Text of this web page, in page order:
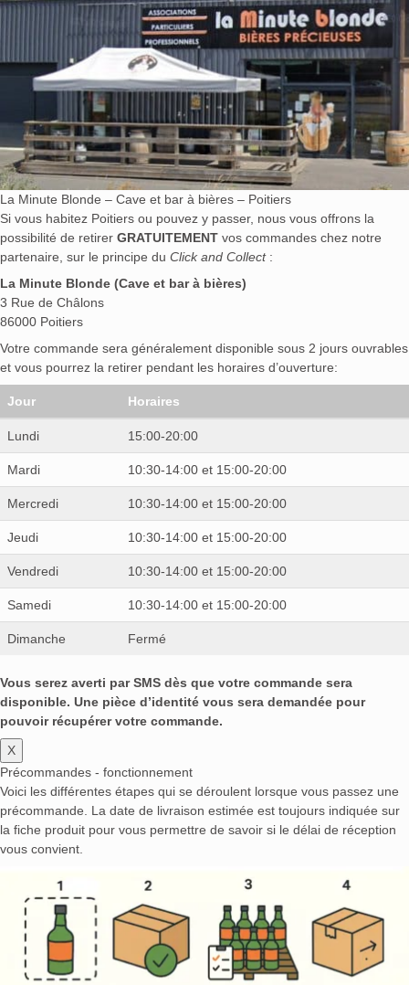
La Minute Blonde – Cave et bar à bières – Poitiers
Si vous habitez Poitiers ou pouvez y passer, nous vous offrons la
possibilité de retirer GRATUITEMENT vos commandes chez notre
partenaire, sur le principe du Click and Collect:
La Minute Blonde (Cave et bar à bières)
3 Rue de Châlons
86000 Poitiers
Votre commande sera généralement disponible sous 2 jours ouvrables
et vous pourrez la retirer pendant les horaires d’ouverture:
Jour Horaires
Lundi 15:00-20:00
Mardi 10:30-14:00 et 15:00-20:00
Mercredi 10:30-14:00 et 15:00-20:00
Jeudi 10:30-14:00 et 15:00-20:00
Vendredi 10:30-14:00 et 15:00-20:00
Samedi 10:30-14:00 et 15:00-20:00
Dimanche Fermé
Vous serez averti par SMS dès que votre commande sera
disponible. Une pièce d’identité vous sera demandée pour
pouvoir récupérer votre commande.
X
Précommandes - fonctionnement
Voici les différentes étapes qui se déroulent lorsque vous passez une
précommande. La date de livraison estimée est toujours indiquée sur
la fiche produit pour vous permettre de savoir si le délai de réception
vous convient.